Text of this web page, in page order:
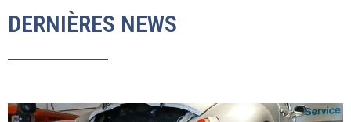
DERNIÈRES NEWS